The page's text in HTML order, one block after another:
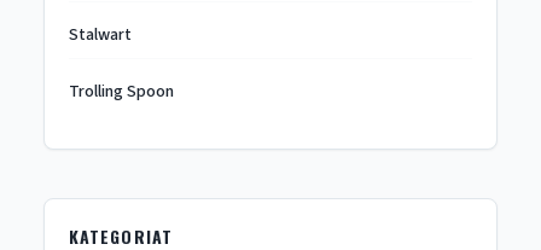
Stalwart
Trolling Spoon
KATEGORIAT